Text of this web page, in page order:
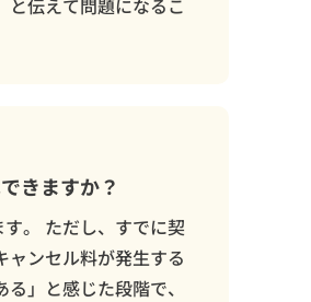
と伝えて問題になるこ
きますか？
。 ただし、すでに契
ャンセル料が発生する
」と感じた段階で、